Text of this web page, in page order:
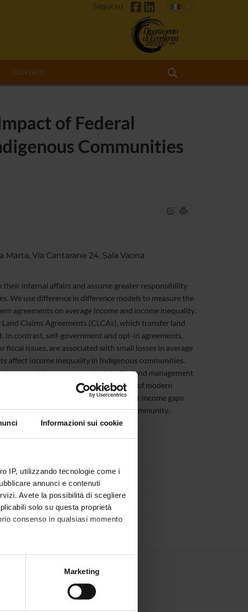
Informazioni sui cookie
IP, utilizzando tecnologie come i
annunci e contenuti
Avete la possibilità di scegliere
solo su questa proprietà
consenso in qualsiasi momento
di qualche metro,Marketing
Segui su
CONTATTI
of Federal
Communities
Via Cantarane 24, Sala Vaona
internal affairs and assume greater responsibility
We use difference in difference models to measure the
agreements on average income and income inequality.
Claims Agreements (CLCAs), which transfer land
In contrast, self-government and opt-in agreements,
issues, are associated with small losses in average
affect income inequality in Indigenous communities.
or an opt-in arrangement related to land management
2 to 3 percentage points. Attainment of modern
are correlated with larger income gaps
overall income inequality in a community.